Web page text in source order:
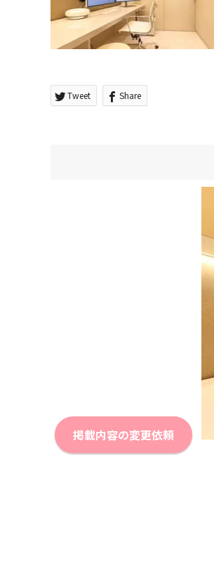
Tweet Share
掲載内容の変更依頼